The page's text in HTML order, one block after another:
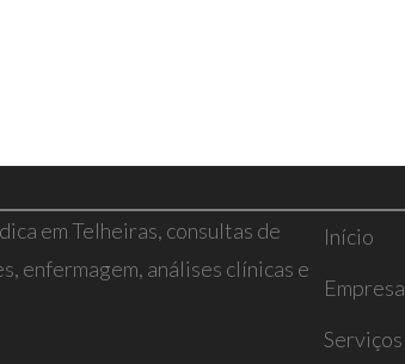
em Telheiras, consultas de
enfermagem, análises clínicas e
Início
Empresa
Serviços